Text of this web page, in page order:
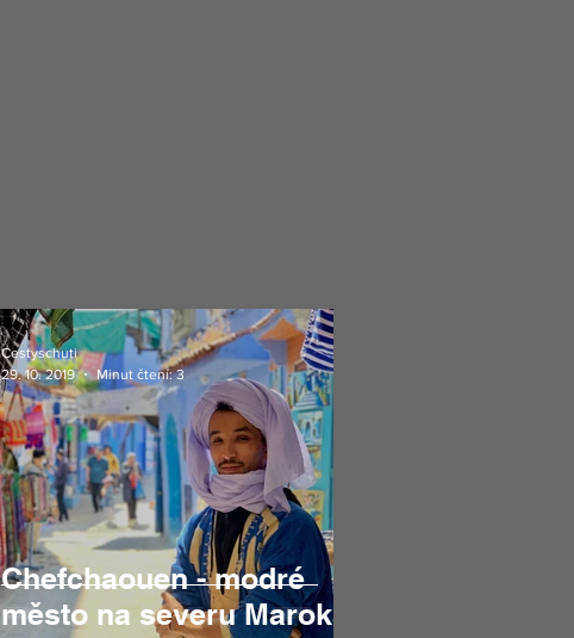
Chefchaouen - modré
město na severu Maroka
Cestyschuti
29. 10. 2019
Minut čtení: 3